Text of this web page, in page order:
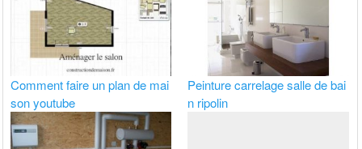
Comment faire un plan de mai
son youtube
Peinture carrelage salle de bai
n ripolin